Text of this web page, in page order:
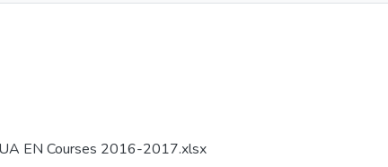
EN Courses 2016-2017.xlsx